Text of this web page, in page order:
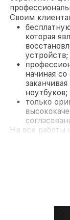
Своим
которая
устройств;
начиная
ноутбуков;
только
На все
поломки по